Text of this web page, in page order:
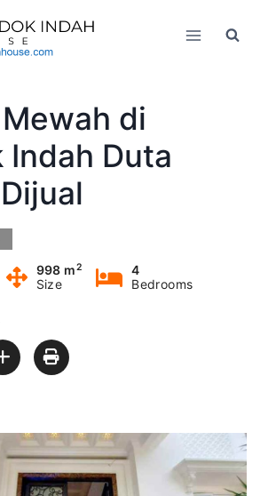
di
Indah Duta
998 m2
Size
4
Bedrooms